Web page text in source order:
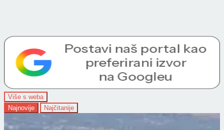
Više s weba
Najnovije
Najčitanije